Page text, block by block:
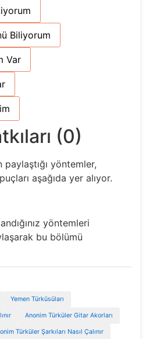
Biliyorum
Var
(0)
yöntemler,
aşağıda yer alıyor.
yöntemleri
bu bölümü
Yemen Türküsüları
Anonim Türküler Gitar Akorları
Türküler Şarkıları Nasıl Çalınır